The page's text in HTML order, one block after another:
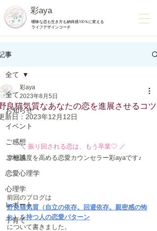
彩aya
曖昧な恋も生き方も納得感100％に変える
ライフデザインコーチ
事
全て
お知らせ
イベント
ご感想
ご相談
恋愛心理学
心理学
レポート
子育て
全て
良猫気質なあなたの恋を進展させるコツ
彩aya
2023年8月5日
新日： 2023年12月12日
＼ 振り回される恋は、もう卒業♡ ／
幸せ感度を高める恋愛カウンセラー彩ayaです♪
前回のブログは
野良猫気質（自立の依存。回避依存。親密感の怖
れ）を持つ人の恋愛パターン
について書きました。